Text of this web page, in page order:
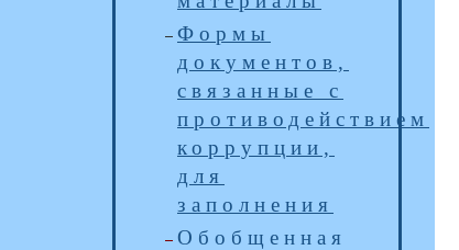
Формы
документов,
связанные с
противодействием
коррупции,
для
заполнения
Обобщенная